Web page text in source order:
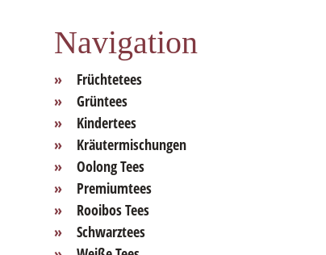
Navigation
Früchtetees
Grüntees
Kindertees
Kräutermischungen
Oolong Tees
Premiumtees
Rooibos Tees
Schwarztees